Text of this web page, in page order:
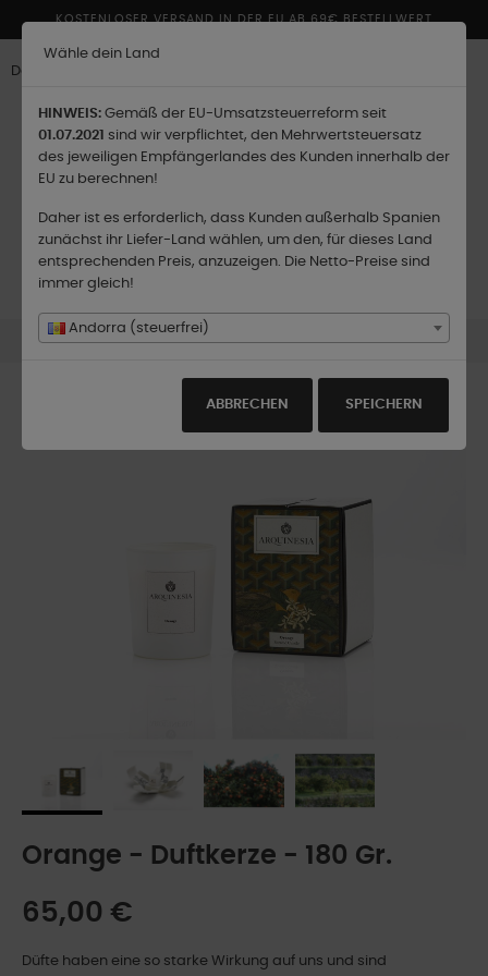
Wähle dein Land
HINWEIS: Gemäß der EU-Umsatzsteuerreform seit
01.07.2021 sind wir verpflichtet, den Mehrwertsteuersatz
des jeweiligen Empfängerlandes des Kunden innerhalb der
EU zu berechnen!
Daher ist es erforderlich, dass Kunden außerhalb Spanien
zunächst ihr Liefer-Land wählen, um den, für dieses Land
entsprechenden Preis, anzuzeigen. Die Netto-Preise sind
immer gleich!
Andorra (steuerfrei)
ABBRECHEN SPEICHERN
KOSTENLOSER VERSAND IN DER EU AB 69€ BESTELLWERT
Deutsch
Lieferland:
Umschalten
Navigation
☰
Orange - Duftkerze - 180 gr.
Orange - Duftkerze - 180 Gr.
65,00 €
Düfte haben eine so starke Wirkung auf uns und sind